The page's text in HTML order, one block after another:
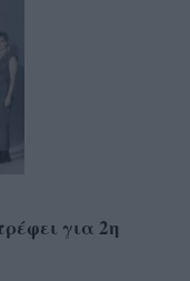
για 2η